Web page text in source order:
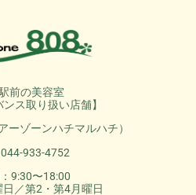
前の美容室
ンス取り扱い店舗】
ーゾーンハチマルハチ）
933-4752
9:30〜18:00
／第2・第4月曜日